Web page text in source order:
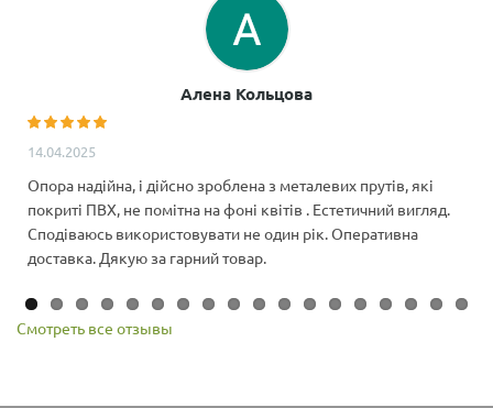
Алена Кольцова
14.04.2025
Опора надійна, і дійсно зроблена з металевих прутів, які
покриті ПВХ, не помітна на фоні квітів . Естетичний вигляд.
Сподіваюсь використовувати не один рік. Оперативна
доставка. Дякую за гарний товар.
Смотреть все отзывы